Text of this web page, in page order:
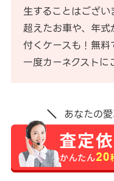
生することはござ
超えたお車や、年
付くケースも！無料
一度カーネクストに
あなたの